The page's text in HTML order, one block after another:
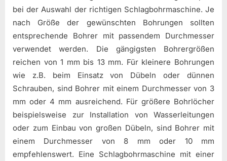
bei der Auswahl der richtigen Schlagbohrmaschine. Je
nach Größe der gewünschten Bohrungen sollten
entsprechende Bohrer mit passendem Durchmesser
verwendet werden. Die gängigsten Bohrergrößen
reichen von 1 mm bis 13 mm. Für kleinere Bohrungen
wie z.B. beim Einsatz von Dübeln oder dünnen
Schrauben, sind Bohrer mit einem Durchmesser von 3
mm oder 4 mm ausreichend. Für größere Bohrlöcher
beispielsweise zur Installation von Wasserleitungen
oder zum Einbau von großen Dübeln, sind Bohrer mit
einem Durchmesser von 8 mm oder 10 mm
empfehlenswert. Eine Schlagbohrmaschine mit einer